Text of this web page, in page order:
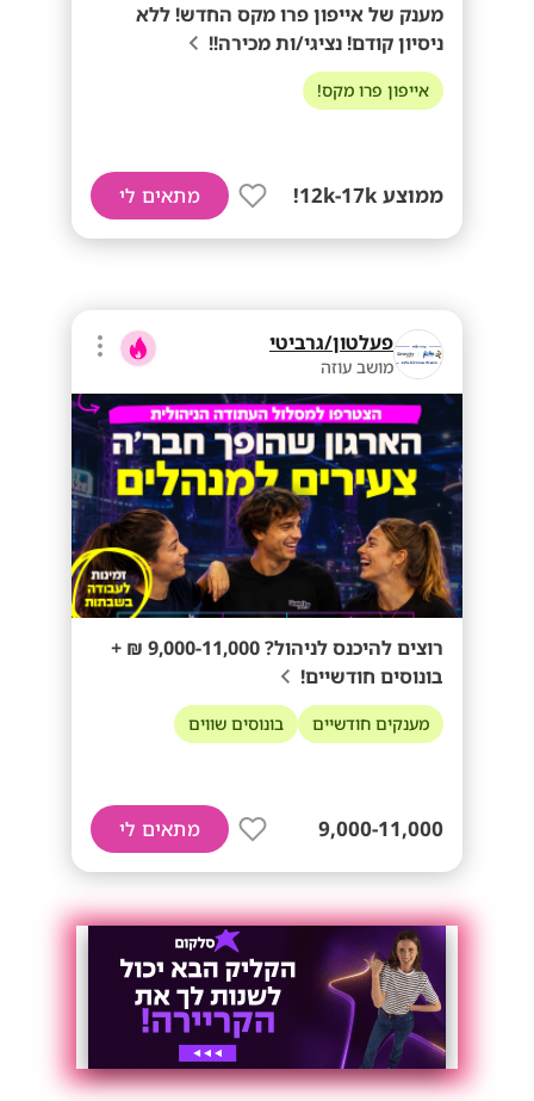
מענק של אייפון פרו מקס החדש! ללא
ניסיון קודם! נציגי/ות מכירה!!
אייפון פרו מקס!
ממוצע 12k-17k! מתאים לי
פעלטון/גרביטי
מושב עוזה
רוצים להיכנס לניהול? 9,000-11,000 ₪ +
בונוסים חודשיים!
מענקים חודשיים בונוסים שווים
9,000-11,000 מתאים לי